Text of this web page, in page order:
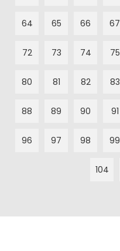
64 65 66 67
72 73 74 75
80 81 82 83
88 89 90 91
96 97 98 99
104